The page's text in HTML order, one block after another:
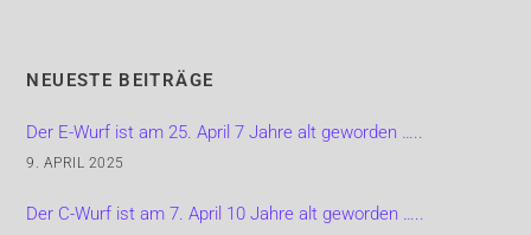
NEUESTE BEITRÄGE
Der E-Wurf ist am 25. April 7 Jahre alt geworden …..
9. APRIL 2025
Der C-Wurf ist am 7. April 10 Jahre alt geworden …..